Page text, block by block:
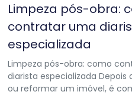
Limpeza pós-obra:
contratar uma
especializada
Limpeza pós-obra: como
diarista especializada Depois
ou reformar um imóvel, é